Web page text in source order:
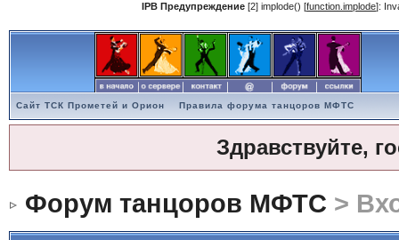
IPB Предупреждение [2] implode() [function.implode]:
Сайт ТСК Прометей и Орион Правила форума танцоров МФТС
Здравствуйте,
Форум танцоров МФТС >